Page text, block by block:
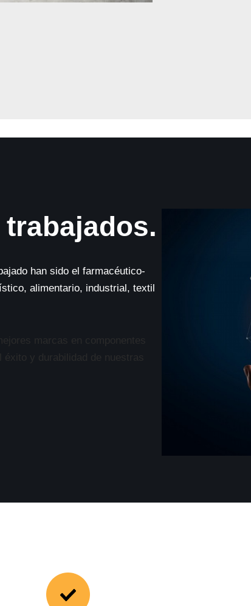
han sido el farmacéutico-
alimentario, industrial, textil
marcas en componentes
y durabilidad de nuestras